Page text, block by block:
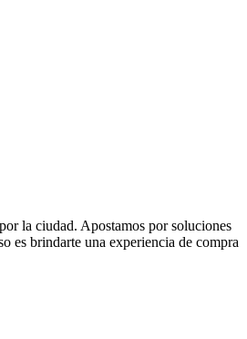
la ciudad. Apostamos por soluciones
es brindarte una experiencia de compra